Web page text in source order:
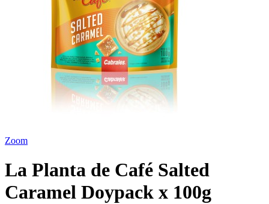
Zoom
La Planta de Café Salted
Caramel Doypack x 100g